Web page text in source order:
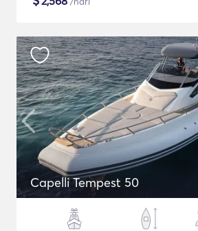
Capelli Tempest 50